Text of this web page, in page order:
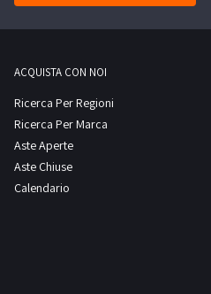
ACQUISTA CON NOI
Ricerca Per Regioni
Ricerca Per Marca
Aste Aperte
Aste Chiuse
Calendario